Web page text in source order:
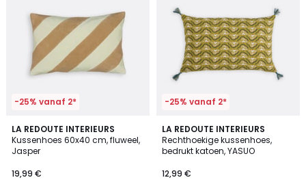
-25% vanaf 2*
LA REDOUTE INTERIEURS
Kussenhoes 60x40 cm, fluweel,
Jasper
19,99 €
5
/
5
-25% vanaf 2*
LA REDOUTE INTERIEURS
Rechthoekige kussenhoes,
bedrukt katoen, YASUO
12,99 €
5
/
5